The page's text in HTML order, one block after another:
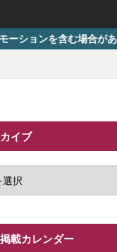
合があります
イブ
載カレンダー